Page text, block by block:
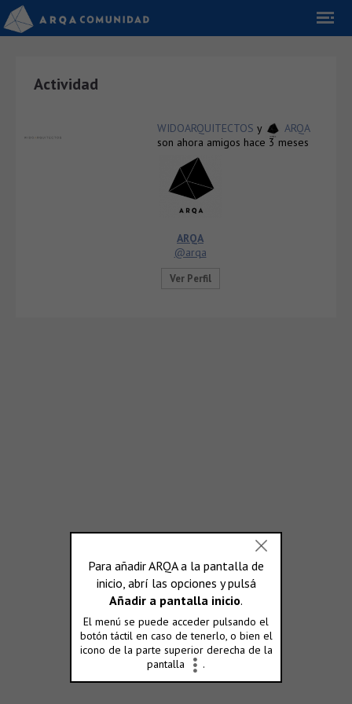
Actividad
WIDOARQUITECTOS y
ARQA
son ahora amigos hace 3 meses
ARQA
@arqa
Ver Perfil